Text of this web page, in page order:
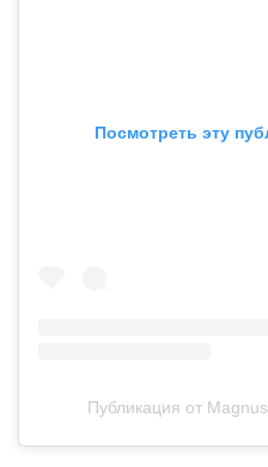
Посмотреть эту
Публикация от